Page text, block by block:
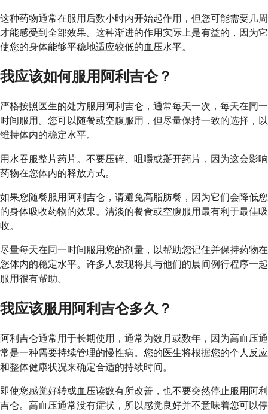
这种药物通常在服用后数小时内开始起作用，但您可能需要几周
才能感受到全部效果。这种渐进的作用实际上是有益的，因为它
使您的身体能够平稳地适应较低的血压水平。
我应该如何服用阿利吉仑？
严格按照医生的处方服用阿利吉仑，通常每天一次，每天在同一
时间服用。您可以随餐或空腹服用，但尽量保持一致的选择，以
维持体内的稳定水平。
用水吞服整片药片。不要压碎、咀嚼或掰开药片，因为这会影响
药物在您体内的释放方式。
如果您随餐服用阿利吉仑，请避免高脂肪餐，因为它们会降低您
的身体吸收药物的效果。清淡的餐食或空腹服用最有利于最佳吸
收。
尽量每天在同一时间服用您的剂量，以帮助您记住并保持药物在
您体内的稳定水平。许多人发现将其与他们的晨间例行程序一起
服用很有帮助。
我应该服用阿利吉仑多久？
阿利吉仑通常用于长期使用，通常为数月或数年，因为高血压通
常是一种需要持续管理的慢性病。您的医生将根据您的个人反应
和整体健康状况来确定合适的持续时间。
即使您感觉好转或血压读数有所改善，也不要突然停止服用阿利
吉仑。高血压通常没有症状，所以感觉良好并不意味着您可以停